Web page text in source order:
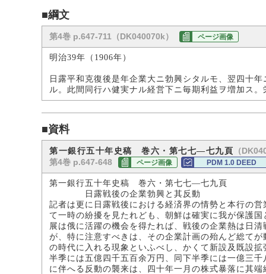
■綱文
第4巻 p.647-711（DK040070k） ページ画像
明治39年（1906年）
日露平和克復後是年企業大ニ勃興シタルモ、翌四十
ル。此間同行ハ健実ナル経営下ニ毎期利益ヲ増加ス
■資料
第一銀行五十年史稿 巻六・第七七―七九頁
（
第4巻 p.647-648
ページ画像 PDM 1.0 DEED
第一銀行五十年史稿 巻六・第七七―七九頁
日露戦後の企業勃興と其反動
記者は更に日露戦後における経済界の情勢と本行の
て一時の紛擾を見たれども、朝鮮は確実に我が保護
展は俄に活躍の機会を得たれば、戦後の企業熱は日
が、特に注意すべきは、その企業計画の殆んど総て
の時代に入れる現象といふべし、かくて新設及既設
半季には五億四千五百余万円、同下半季には一億三
に伴へる反動の襲来は、四十年一月の株式暴落に其